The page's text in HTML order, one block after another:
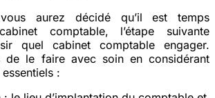
aurez décidé qu’il est temps
comptable, l’étape suivante
quel cabinet comptable engager.
de le faire avec soin en considérant
: